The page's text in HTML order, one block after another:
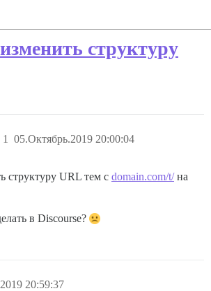
структуру
05.Октябрь.2019 20:00:04
1
структуру URL тем с domain.com/t/на
в Discourse?
20:59:37